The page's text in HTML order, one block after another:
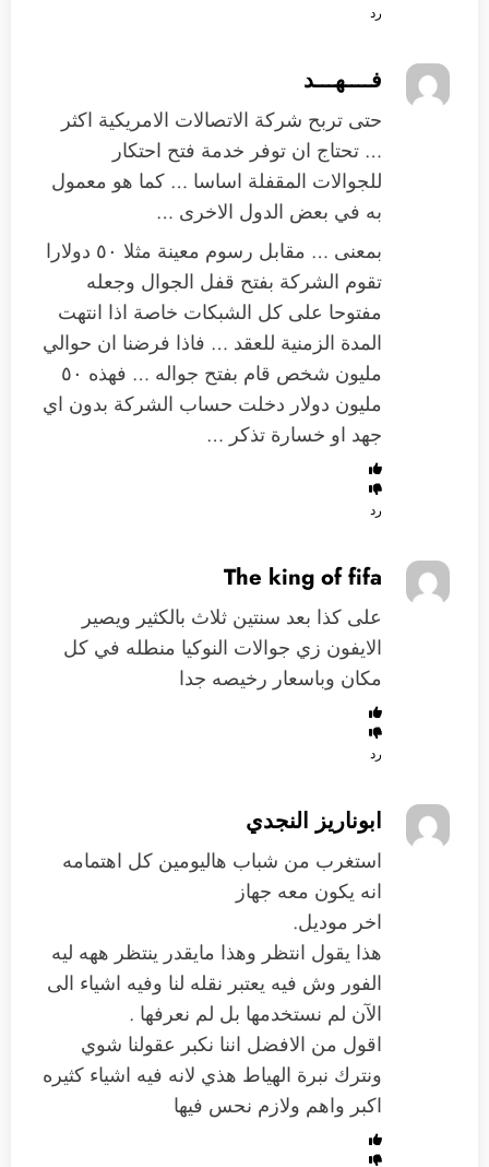
رد
فــــهـــد
حتى تربح شركة الاتصالات الامريكية اكثر
… تحتاج ان توفر خدمة فتح احتكار
للجوالات المقفلة اساسا … كما هو معمول
به في بعض الدول الاخرى …
بمعنى … مقابل رسوم معينة مثلا ٥٠ دولارا
تقوم الشركة بفتح قفل الجوال وجعله
مفتوحا على كل الشبكات خاصة اذا انتهت
المدة الزمنية للعقد … فاذا فرضنا ان حوالي
مليون شخص قام بفتح جواله … فهذه ٥٠
مليون دولار دخلت حساب الشركة بدون اي
جهد او خسارة تذكر …
رد
The king of fifa
على كذا بعد سنتين ثلاث بالكثير ويصير
الايفون زي جوالات النوكيا منطله في كل
مكان وباسعار رخيصه جدا
رد
ابوناريز النجدي
استغرب من شباب هاليومين كل اهتمامه
انه يكون معه جهاز
اخر موديل.
هذا يقول انتظر وهذا مايقدر ينتظر ههه ليه
الفور وش فيه يعتبر نقله لنا وفيه اشياء الى
الآن لم نستخدمها بل لم نعرفها .
اقول من الافضل اننا نكبر عقولنا شوي
ونترك نبرة الهياط هذي لانه فيه اشياء كثيره
اكبر واهم ولازم نحس فيها